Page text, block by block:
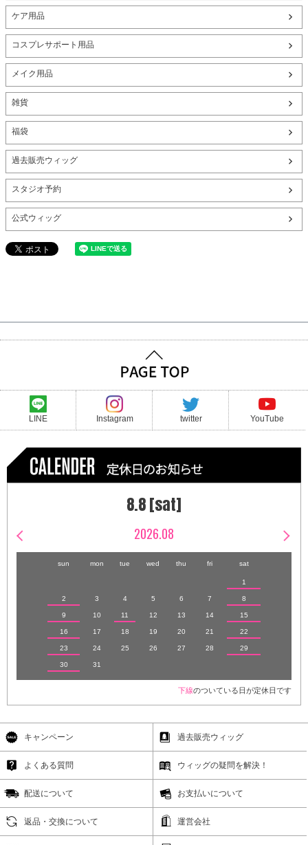
ケア用品
コスプレサポート用品
メイク用品
雑貨
福袋
過去販売ウィッグ
スタジオ予約
公式ウィッグ
LINE Instagram twitter YouTube
8.8 [sat]
2026.08
sun mon tue wed thu fri sat
1
2 3 4 5 6 7 8
9 10 11 12 13 14 15
16 17 18 19 20 21 22
23 24 25 26 27 28 29
30 31
下線のついている日が定休日です
キャンペーン 過去販売ウィッグ
よくある質問 ウィッグの疑問を解決！
配送について お支払いについて
返品・交換について 運営会社